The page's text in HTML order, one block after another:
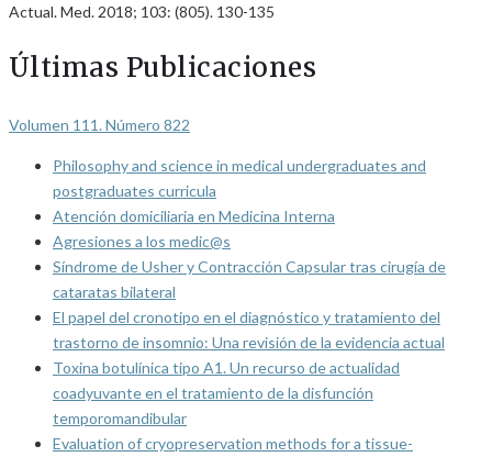
Actual. Med. 2018; 103: (805). 130-135
Últimas Publicaciones
Volumen 111. Número 822
Philosophy and science in medical undergraduates and
postgraduates curricula
Atención domiciliaria en Medicina Interna
Agresiones a los medic@s
Síndrome de Usher y Contracción Capsular tras cirugía de
cataratas bilateral
El papel del cronotipo en el diagnóstico y tratamiento del
trastorno de insomnio: Una revisión de la evidencia actual
Toxina botulínica tipo A1. Un recurso de actualidad
coadyuvante en el tratamiento de la disfunción
temporomandibular
Evaluation of cryopreservation methods for a tissue-